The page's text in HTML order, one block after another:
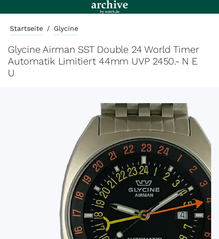
Startseite / Glycine
Glycine Airman SST Double 24 World Timer
Automatik Limitiert 44mm UVP 2450.- N E
U